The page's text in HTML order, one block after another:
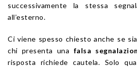
successivamente la stessa
all’esterno.
Ci viene spesso chiesto anche se
chi presenta una falsa
risposta richiede cautela. Solo